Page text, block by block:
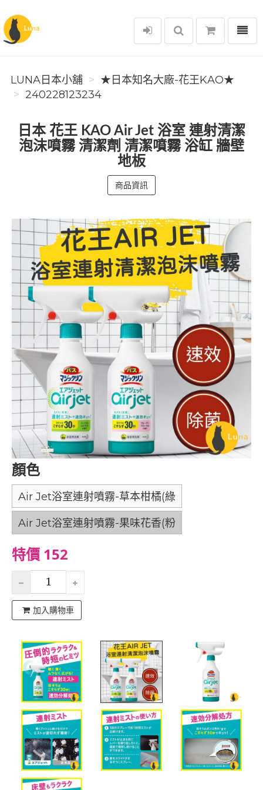
Luna日本小舖
選單
LUNA日本小舖
★日本知名大廠-花王KAO★
240228123234
日本 花王 KAO Air Jet 浴室 連射清潔
泡沫噴霧 清潔劑 清潔噴霧 浴缸 牆壁
地板
商品資訊
顏色
Air Jet浴室連射噴霧-草本柑橘(綠
Air Jet浴室連射噴霧-果味花香(粉
特價 152
加入購物車